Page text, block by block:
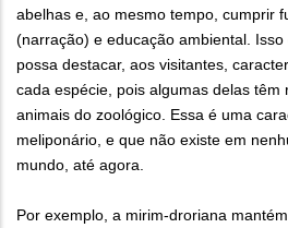
abelhas e, ao mesmo tempo, cumprir
(narração) e educação ambiental.
possa destacar, aos visitantes,
cada espécie, pois algumas delas têm
animais do zoológico. Essa é uma
meliponário, e que não existe em
mundo, até agora.
Por exemplo, a mirim-droriana